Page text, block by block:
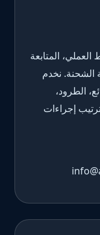
المتابعة
الشحنة. نخدم
الطرود،
إجراءات